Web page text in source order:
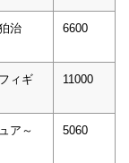
治
6600
ィギ
11000
ア～
5060